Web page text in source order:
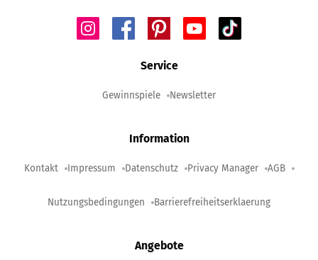
Service
Gewinnspiele Newsletter
Information
Kontakt Impressum Datenschutz Privacy Manager AGB
Nutzungsbedingungen Barrierefreiheitserklaerung
Angebote